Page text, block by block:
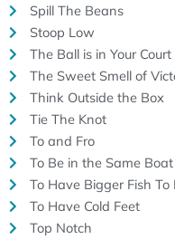
Spill The Beans
Stoop Low
The Ball is in Your Court
The Sweet Smell of
Think Outside the Box
Tie The Knot
To and Fro
To Be in the Same Boat
To Have Bigger Fish To
To Have Cold Feet
Top Notch